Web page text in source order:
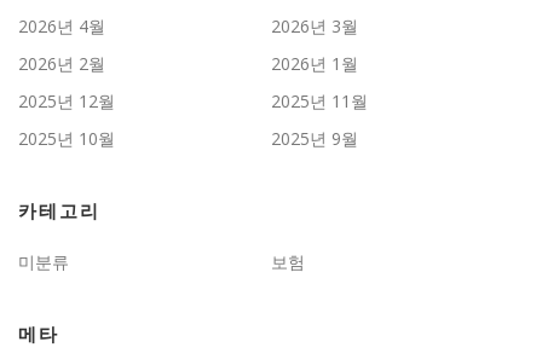
2026년 4월
2026년 3월
2026년 2월
2026년 1월
2025년 12월
2025년 11월
2025년 10월
2025년 9월
카테고리
미분류 보험
메타